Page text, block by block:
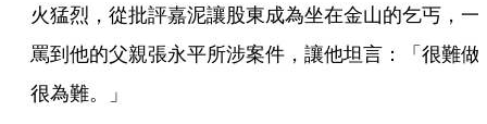
火猛烈，從批評嘉泥讓股東成為坐在金山的乞丐，一
罵到他的父親張永平所涉案件，讓他坦言：「很難做
很為難。」